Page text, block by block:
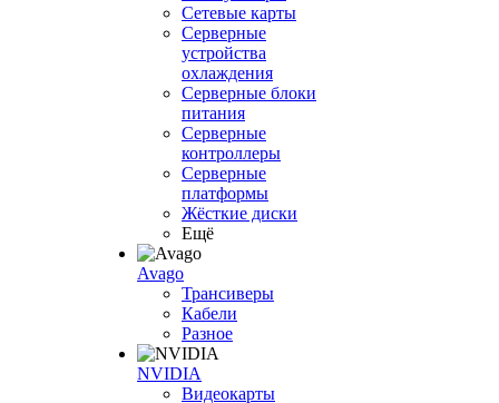
Сетевые карты
Серверные
устройства
охлаждения
Серверные блоки
питания
Серверные
контроллеры
Серверные
платформы
Жёсткие диски
Ещё
Avago
Трансиверы
Кабели
Разное
NVIDIA
Видеокарты